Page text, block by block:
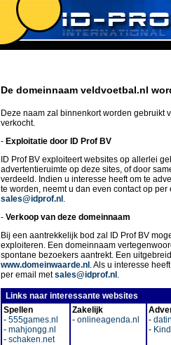
De domeinnaam veldvoetbal.nl
Deze naam zal binnenkort worden gebruikt
verkocht.
- Exploitatie door ID Prof BV
ID Prof BV exploiteert websites op allerlei
advertentieruimte op deze sites, of door
verdeeld. Indien u interesse heeft om te
te worden, neemt u dan even contact op
sales@idprof.nl .
- Verkoop van deze domeinnaam
Bij een aantrekkelijk bod zal ID Prof BV
exploiteren. Een domeinnaam
spontane bezoekers aantrekt. Een
www.domeinwaarde.nl . Als u interesse
per email metsales@idprof.nl .
Links naar interessante websites
Spellen
- 555games.nl
- mahjongg.nl
- schaken.net
Zakelijk
- onlineagenda.nl
-
-